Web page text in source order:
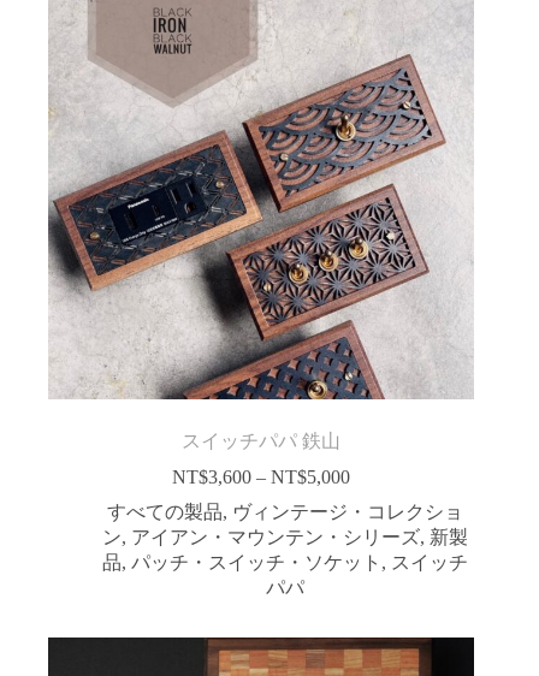
スイッチパパ 鉄山
NT$3,600 –NT$5,000価
帯:
NT$3,600
–
すべての製品, ヴィンテージ・コレクショ
ン, アイアン・マウンテン・シリーズ, 新製
品,パッチ・スイッチ・ソケット , スイッチ
パパ